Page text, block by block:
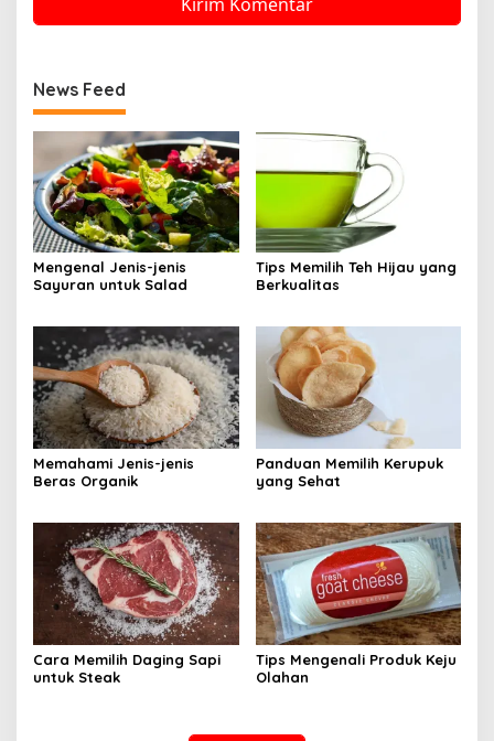
News Feed
Mengenal Jenis-jenis
Sayuran untuk Salad
Tips Memilih Teh Hijau yang
Berkualitas
Memahami Jenis-jenis
Beras Organik
Panduan Memilih Kerupuk
yang Sehat
Cara Memilih Daging Sapi
untuk Steak
Tips Mengenali Produk Keju
Olahan